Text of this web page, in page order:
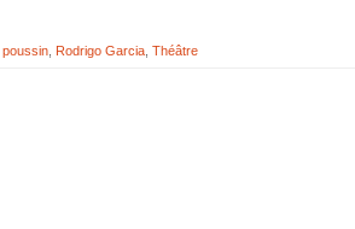
poussin Rodrigo Garcia Théâtre